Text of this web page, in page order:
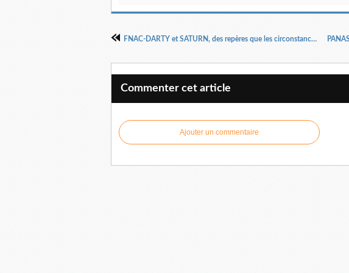
FNAC-DARTY et SATURN, des repères que les circonstances reprécisent…
Commenter cet article
Ajouter un commentaire